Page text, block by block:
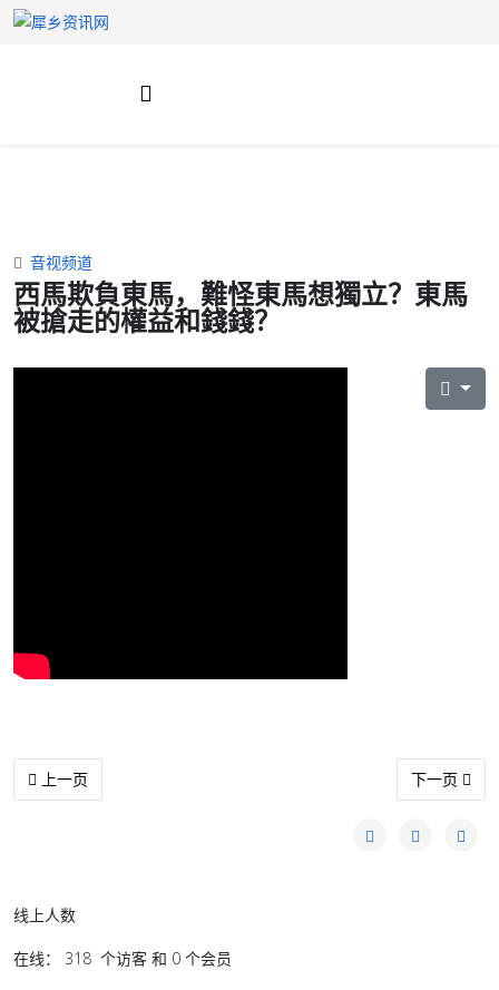
音视频道
西馬欺負東馬，難怪東馬想獨立？東馬
被搶走的權益和錢錢？
上一篇文章: 百格大家讲 | 州选过了 国盟开始闹内讧？
上一页 下一篇文章:
下一页
线上人数
在线： 318 个访客 和 0 个会员